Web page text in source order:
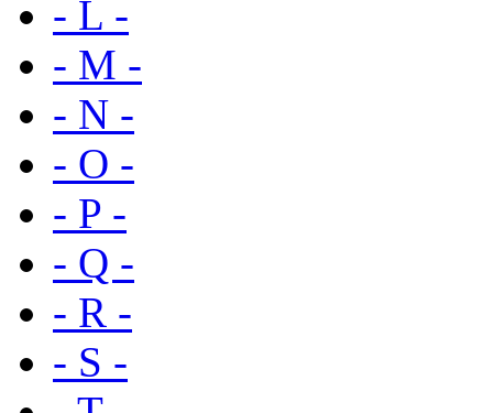
- L -
- M -
- N -
- O -
- P -
- Q -
- R -
- S -